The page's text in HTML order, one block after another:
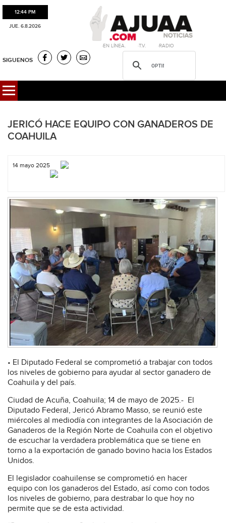
12:44 PM
JUE. 6.8.2026
·EN LÍNEA. ·T.V. ·RADIO
SIGUENOS
JERICÓ HACE EQUIPO CON GANADEROS DE
COAHUILA
14 mayo 2025
• El Diputado Federal se comprometió a trabajar con todos
los niveles de gobierno para ayudar al sector ganadero de
Coahuila y del país.
Ciudad de Acuña, Coahuila; 14 de mayo de 2025.- El
Diputado Federal, Jericó Abramo Masso, se reunió este
miércoles al mediodía con integrantes de la Asociación de
Ganaderos de la Región Norte de Coahuila con el objetivo
de escuchar la verdadera problemática que se tiene en
torno a la exportación de ganado bovino hacia los Estados
Unidos.
El legislador coahuilense se comprometió en hacer
equipo con los ganaderos del Estado, así como con todos
los niveles de gobierno, para destrabar lo que hoy no
permite que se de esta actividad.